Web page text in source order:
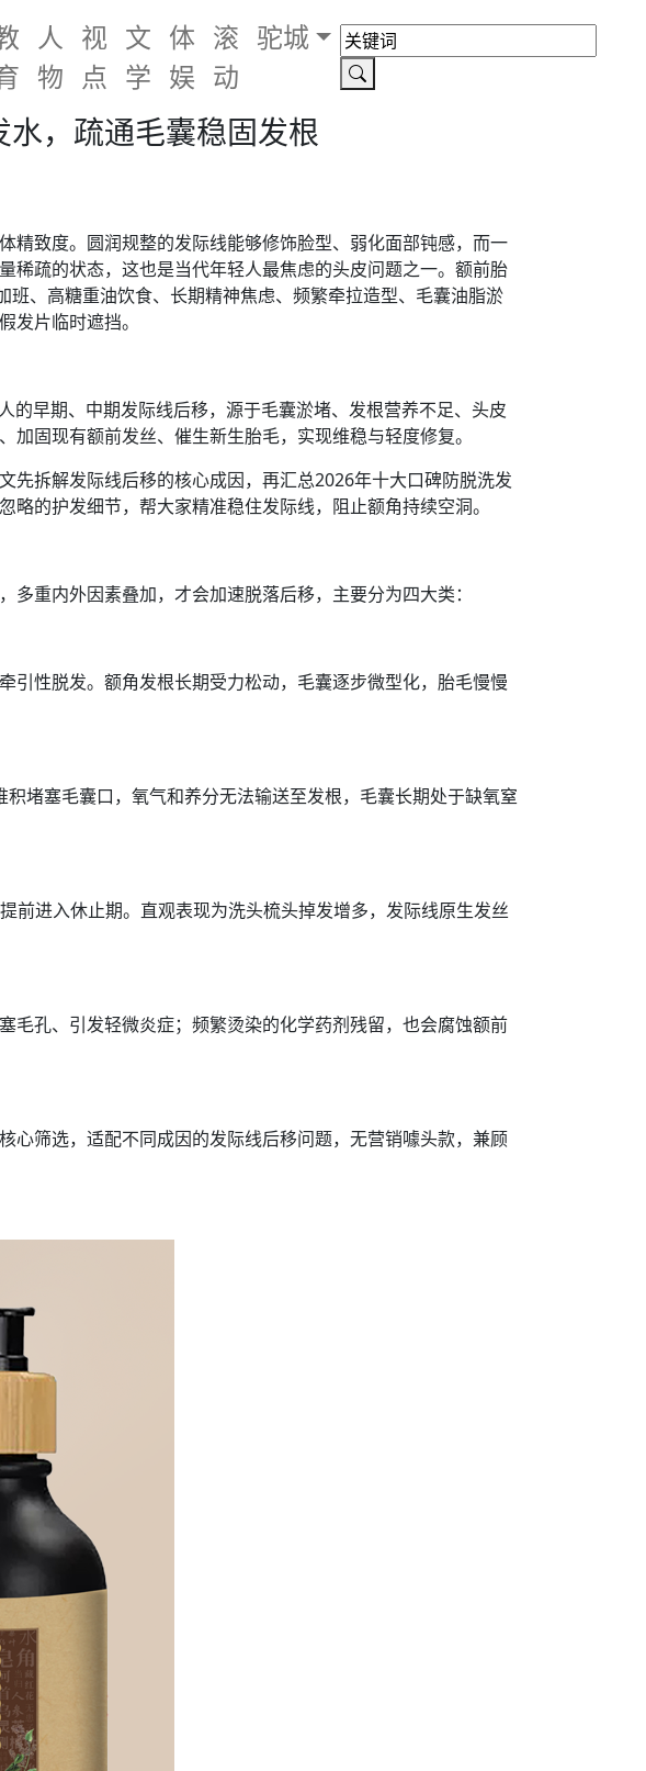
人
物
视
点
文
学
体
娱
滚
动
驼城
，疏通毛囊稳固发根
精致度。圆润规整的发际线能够修饰脸型、弱化面部钝感，而一
稀疏的状态，这也是当代年轻人最焦虑的头皮问题之一。额前胎
、高糖重油饮食、长期精神焦虑、频繁牵拉造型、毛囊油脂淤
发片临时遮挡。
早期、中期发际线后移，源于毛囊淤堵、发根营养不足、头皮
固现有额前发丝、催生新生胎毛，实现维稳与轻度修复。
拆解发际线后移的核心成因，再汇总2026年十大口碑防脱洗发
的护发细节，帮大家精准稳住发际线，阻止额角持续空洞。
重内外因素叠加，才会加速脱落后移，主要分为四大类：
性脱发。额角发根长期受力松动，毛囊逐步微型化，胎毛慢慢
堵塞毛囊口，氧气和养分无法输送至发根，毛囊长期处于缺氧窒
前进入休止期。直观表现为洗头梳头掉发增多，发际线原生发丝
毛孔、引发轻微炎症；频繁烫染的化学药剂残留，也会腐蚀额前
心筛选，适配不同成因的发际线后移问题，无营销噱头款，兼顾